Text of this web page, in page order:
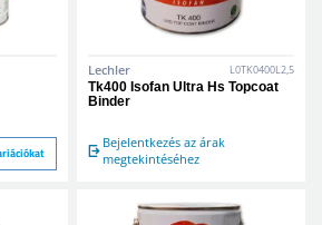
Lechler L0TK0400L2,5
Tk400 Isofan Ultra Hs Topcoat
Binder
Bejelentkezés az árak
megtekintéséhez